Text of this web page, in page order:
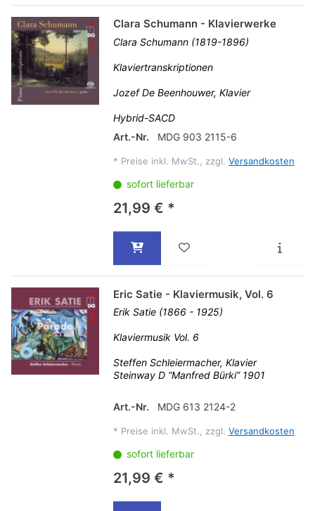
Clara Schumann - Klavierwerke
Clara Schumann (1819-1896)
Klaviertranskriptionen
Jozef De Beenhouwer, Klavier
Hybrid-SACD
Art.-Nr.
MDG 903 2115-6
* Preise inkl. MwSt., zzgl. Versandkosten
sofort lieferbar
21,99 € *
Eric Satie - Klaviermusik, Vol. 6
Erik Satie (1866 - 1925)
Klaviermusik Vol. 6
Steffen Schleiermacher, Klavier
Steinway D “Manfred Bürki” 1901
Art.-Nr. MDG 613 2124-2
* Preise inkl. MwSt., zzgl. Versandkosten
sofort lieferbar
21,99 € *